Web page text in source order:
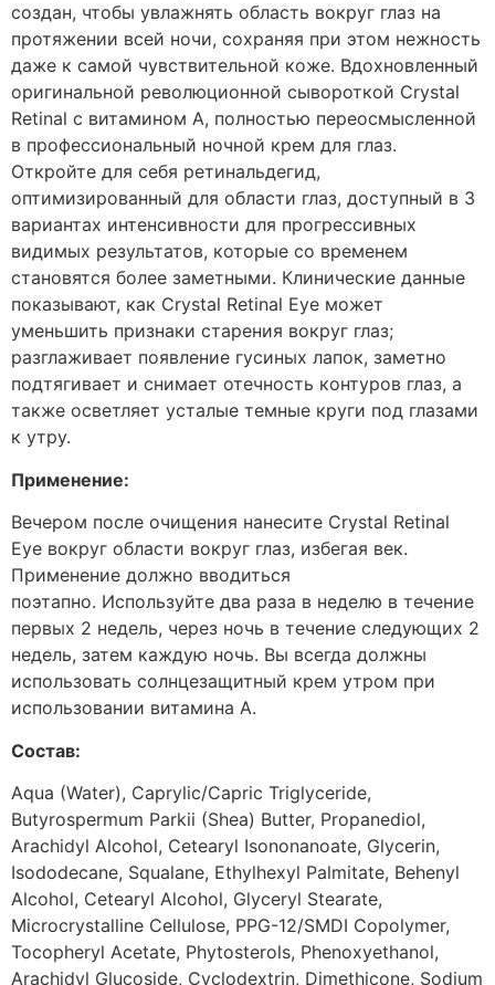
создан, чтобы увлажнять область вокруг глаз на
протяжении всей ночи, сохраняя при этом нежность
даже к самой чувствительной коже. Вдохновленный
оригинальной революционной сывороткой Crystal
Retinal с витамином А, полностью переосмысленной
в профессиональный ночной крем для глаз.
Откройте для себя ретинальдегид,
оптимизированный для области глаз, доступный в 3
вариантах интенсивности для прогрессивных
видимых результатов, которые со временем
становятся более заметными. Клинические данные
показывают, как Crystal Retinal Eye может
уменьшить признаки старения вокруг глаз;
разглаживает появление гусиных лапок, заметно
подтягивает и снимает отечность контуров глаз, а
также осветляет усталые темные круги под глазами
к утру.
Применение:
Вечером после очищения нанесите Crystal Retinal
Eye вокруг области вокруг глаз, избегая век.
Применение должно вводиться
поэтапно. Используйте два раза в неделю в течение
первых 2 недель, через ночь в течение следующих 2
недель, затем каждую ночь. Вы всегда должны
использовать солнцезащитный крем утром при
использовании витамина А.
Состав:
Aqua (Water), Caprylic/Capric Triglyceride,
Butyrospermum Parkii (Shea) Butter, Propanediol,
Arachidyl Alcohol, Cetearyl Isononanoate, Glycerin,
Isododecane, Squalane, Ethylhexyl Palmitate, Behenyl
Alcohol, Cetearyl Alcohol, Glyceryl Stearate,
Microcrystalline Cellulose, PPG-12/SMDI Copolymer,
Tocopheryl Acetate, Phytosterols, Phenoxyethanol,
Arachidyl Glucoside, Cyclodextrin, Dimethicone, Sodium